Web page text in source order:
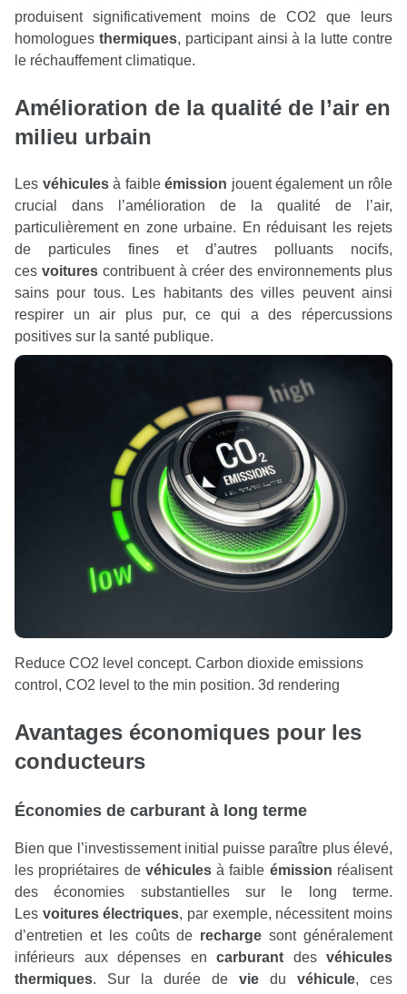
produisent significativement moins de CO2 que leurs
homologues thermiques, participant ainsi à la lutte contre
le réchauffement climatique.
Amélioration de la qualité de l’air en
milieu urbain
Les véhiculesà faible émission jouent également un rôle
crucial dans l’amélioration de la qualité de l’air,
particulièrement en zone urbaine. En réduisant les rejets
de particules fines et d’autres polluants nocifs,
ces voitures contribuent à créer des environnements plus
sains pour tous. Les habitants des villes peuvent ainsi
respirer un air plus pur, ce qui a des répercussions
positives sur la santé publique.
Reduce CO2 level concept. Carbon dioxide emissions
control, CO2 level to the min position. 3d rendering
Avantages économiques pour les
conducteurs
Économies de carburant à long terme
Bien que l’investissement initial puisse paraître plus élevé,
les propriétaires de véhiculesà faible émission réalisent
des économies substantielles sur le long terme.
Les voitures électriques, par exemple, nécessitent moins
d’entretien et les coûts de recharge sont généralement
inférieurs aux dépenses en carburant des véhicules
thermiques. Sur la durée de vie du véhicule, ces